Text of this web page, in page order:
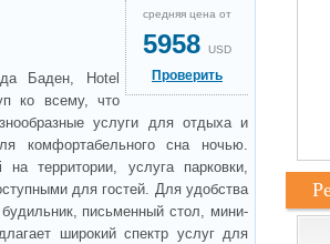
средняя цена от
5958 USD
Проверить
Баден, Hotel
ко всему, что
услуги для отдыха и
комфортабельного сна ночью.
территории, услуга парковки,
для гостей. Для удобства
письменный стол, мини-
широкий спектр услуг для